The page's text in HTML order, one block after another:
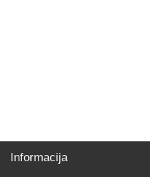
Informacija